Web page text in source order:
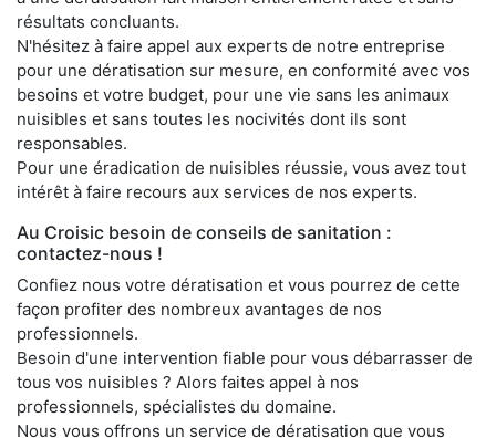
résultats concluants.
N'hésitez à faire appel aux experts de notre entreprise
pour une dératisation sur mesure, en conformité avec vos
besoins et votre budget, pour une vie sans les animaux
nuisibles et sans toutes les nocivités dont ils sont
responsables.
Pour une éradication de nuisibles réussie, vous avez tout
intérêt à faire recours aux services de nos experts.
Au Croisic besoin de conseils de sanitation :
contactez-nous !
Confiez nous votre dératisation et vous pourrez de cette
façon profiter des nombreux avantages de nos
professionnels.
Besoin d'une intervention fiable pour vous débarrasser de
tous vos nuisibles ? Alors faites appel à nos
professionnels, spécialistes du domaine.
Nous vous offrons un service de dératisation que vous